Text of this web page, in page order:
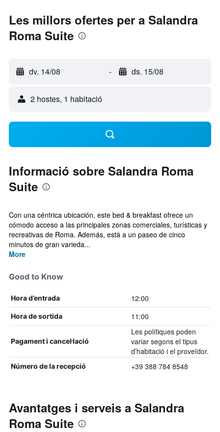
Les millors ofertes per a Salandra
Roma Suite
dv. 14/08 - ds. 15/08
2 hostes, 1 habitació
Informació sobre Salandra Roma
Suite
Con una céntrica ubicación, este bed & breakfast ofrece un
cómodo acceso a las principales zonas comerciales, turísticas y
recreativas de Roma. Además, está a un paseo de cinco
minutos de gran varieda...
More
Good to Know
Hora d’entrada 12:00
Hora de sortida 11:00
Pagament i cancel·lació
Les polítiques poden
variar segons el tipus
d’habitació i el proveïdor.
Número de la recepció +39 388 784 8548
Avantatges i serveis a Salandra
Roma Suite